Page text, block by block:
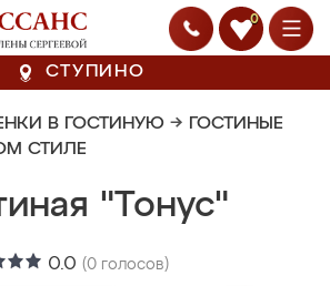
0
СТУПИНО
В ГОСТИНУЮ → ГОСТИНЫЕ
СТИЛЕ
"Тонус"
0.0 (0 голосов)